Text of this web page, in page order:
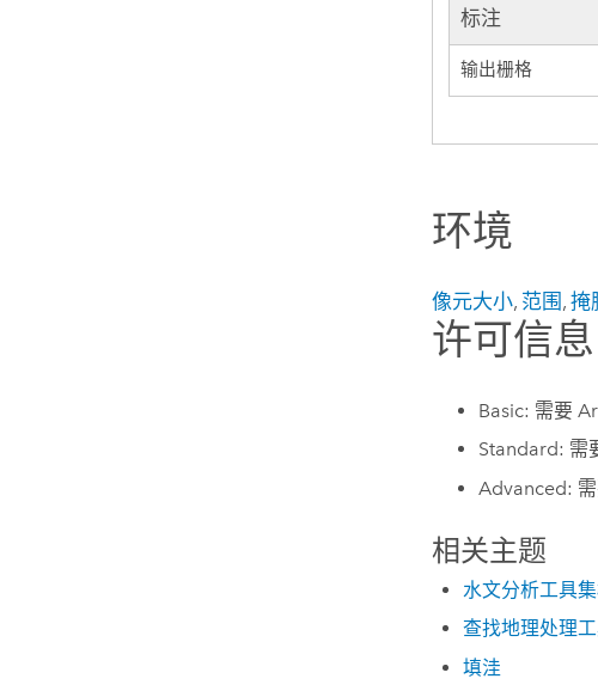
标注
输出栅格
环境
像元大小, 范围 ,掩
许可信息
Basic: 需要
Standard: 需
Advanced:
相关主题
水文分析工具
查找地理处理
填洼